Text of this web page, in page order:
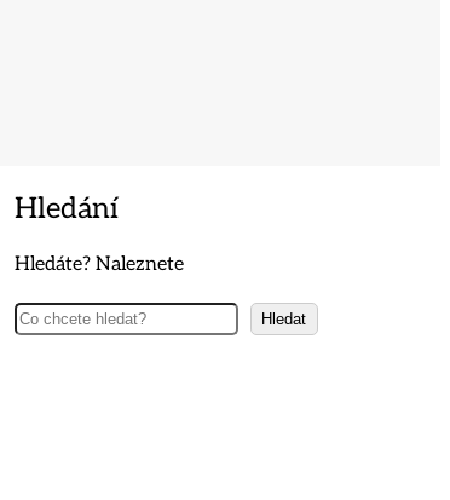
Hledání
Hledáte? Naleznete
Hledat Hledat